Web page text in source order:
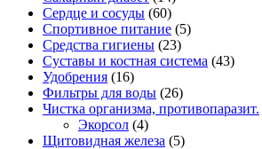
Сердце и сосуды (60)
Спортивное питание (5)
Средства гигиены (23)
Суставы и костная система (43)
Удобрения (16)
Фильтры для воды (26)
Чистка организма, противопаразит.
Экорсол (4)
Щитовидная железа (5)